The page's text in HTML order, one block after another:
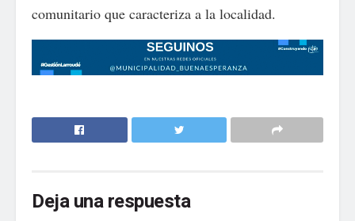
comunitario que caracteriza a la localidad.
Deja una respuesta